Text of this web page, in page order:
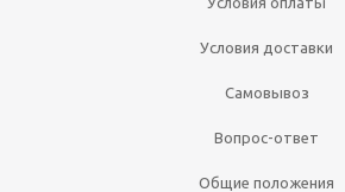
Условия доставки
Самовывоз
Вопрос-ответ
Общие положения